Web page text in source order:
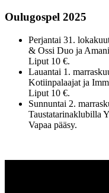
Oulugospel 2025
Perjantai 31.
& Ossi Duo ja Amani
Liput 10 €.
Lauantai 1.
Kotiinpalaajat ja
Liput 10 €.
Sunnuntai 2.
Taustatarinaklubilla
Vapaa pääsy.